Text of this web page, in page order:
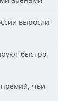
выросли
быстро
чьи